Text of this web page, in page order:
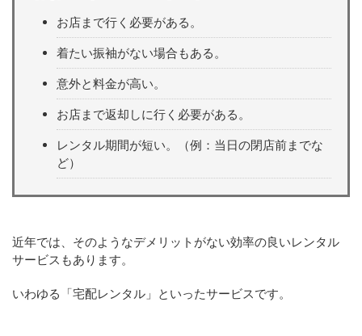
お店まで行く必要がある。
着たい振袖がない場合もある。
意外と料金が高い。
お店まで返却しに行く必要がある。
レンタル期間が短い。（例：当日の閉店前までな
ど）
近年では、そのようなデメリットがない効率の良いレンタル
サービスもあります。
いわゆる「宅配レンタル」といったサービスです。